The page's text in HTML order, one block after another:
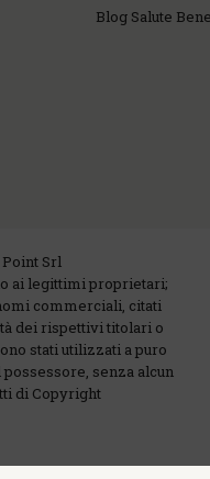
Blog Salute
Srl
ai legittimi proprietari;
commerciali, citati
dei rispettivi titolari o
stati utilizzati a puro
senza alcun
di Copyright